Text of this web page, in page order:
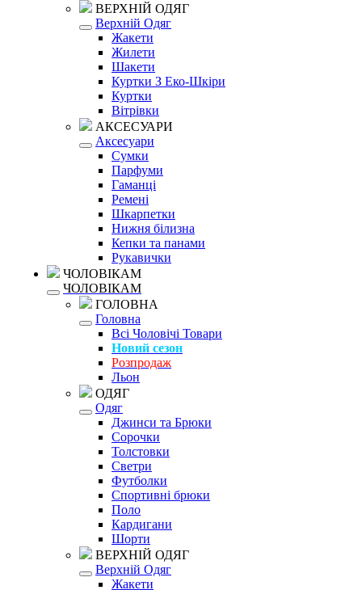
ВЕРХНІЙ ОДЯГ
Верхній Одяг
Жакети
Жилети
Шакети
Куртки З Еко-Шкіри
Куртки
Вітрівки
АКСЕСУАРИ
Аксесуари
Сумки
Парфуми
Гаманці
Ремені
Шкарпетки
Нижня білизна
Кепки та панами
Рукавички
ЧОЛОВІКАМ
ЧОЛОВІКАМ
ГОЛОВНА
Головна
Всі Чоловічі Товари
Новий сезон
Розпродаж
Льон
ОДЯГ
Одяг
Джинси та Брюки
Сорочки
Толстовки
Светри
Футболки
Спортивні брюки
Поло
Кардигани
Шорти
ВЕРХНІЙ ОДЯГ
Верхній Одяг
Жакети